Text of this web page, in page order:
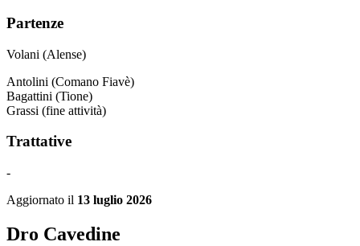
Partenze
Volani (Alense)
Antolini (Comano Fiavè)
Bagattini (Tione)
Grassi (fine attività)
Trattative
-
Aggiornato il 13 luglio 2026
Dro Cavedine